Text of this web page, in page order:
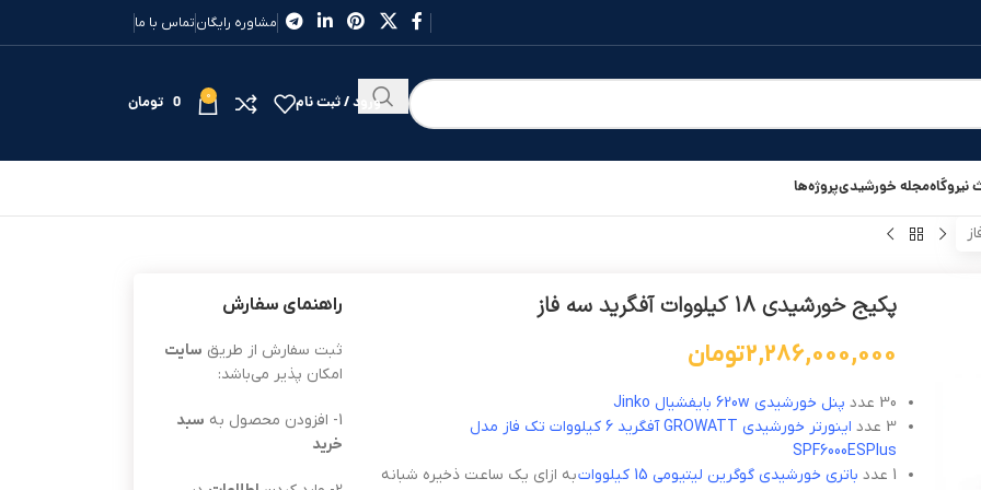
مشاوره رایگانتماس با ما
ورود / ثبت نام 0
0 تومان
مجله خورشیدیپروژه‌ها
پکیج خورشیدی 18 کیلووات آفگرید سه فاز
2,286,000,000تومان
30 عدد
پنل خورشیدی 620w بایفشیال Jinko
3 عدد
اینورتر خورشیدی GROWATT آفگرید 6 کیلووات تک فاز مدل
SPF6000ESPlus
1 عدد
باتری خورشیدی گوگرین لیتیومی 15 کیلووات
به ازای یک ساعت ذخیره شبانه
راهنمای سفارش
ثبت سفارش از طریق سایت
امکان پذیر می‌باشد:
1- افزودن محصول به
سبد
خرید